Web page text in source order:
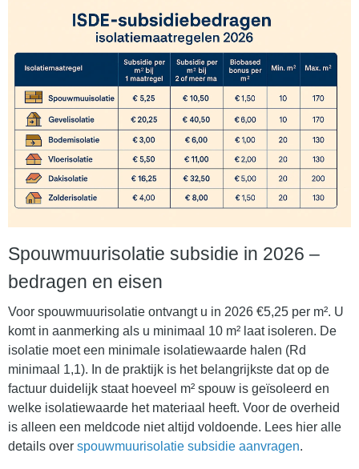
Spouwmuurisolatie subsidie in 2026 –
bedragen en eisen
Voor spouwmuurisolatie ontvangt u in 2026 €5,25 per m². U
komt in aanmerking als u minimaal 10 m² laat isoleren. De
isolatie moet een minimale isolatiewaarde halen (Rd
minimaal 1,1). In de praktijk is het belangrijkste dat op de
factuur duidelijk staat hoeveel m² spouw is geïsoleerd en
welke isolatiewaarde het materiaal heeft. Voor de overheid
is alleen een meldcode niet altijd voldoende. Lees hier alle
details over spouwmuurisolatie subsidie aanvragen.